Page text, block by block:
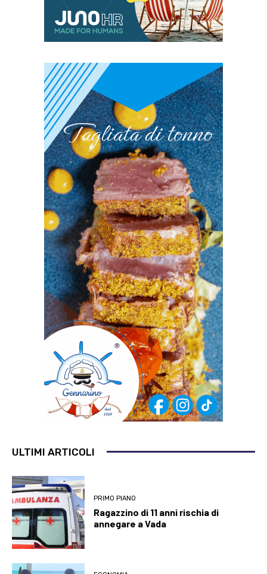
ULTIMI ARTICOLI
PRIMO PIANO
Ragazzino di 11 anni rischia di
annegare a Vada